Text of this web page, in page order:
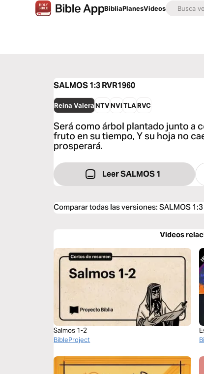
BibliaPlanesVideos
SALMOS 1:3RVR1960
Reina Valera NTVNVI TLA RVC
Será como árbol plantado junto a
fruto en su tiempo, Y su hoja no
prosperará.
Leer SALMOS 1
Comparar todas las versiones:SALMOS 1:3
Videos
Salmos 1-2
BibleProject